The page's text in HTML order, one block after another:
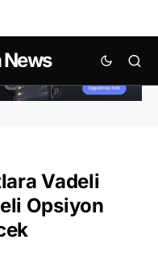
News
Vadeli
Opsiyon